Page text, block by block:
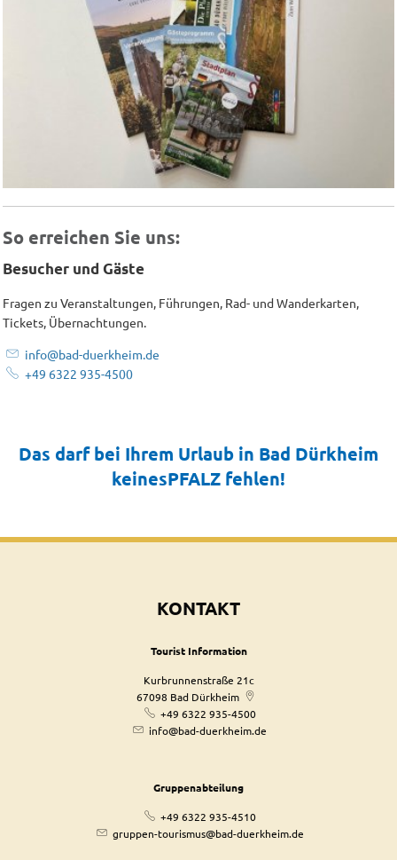
So erreichen Sie uns:
Besucher und Gäste
Fragen zu Veranstaltungen, Führungen, Rad- und Wanderkarten,
Tickets, Übernachtungen.
info@bad-duerkheim.de
+49 6322 935-4500
Das darf bei Ihrem Urlaub in Bad Dürkheim
keinesPFALZ fehlen!
KONTAKT
Tourist Information
Kurbrunnenstraße 21c
67098 Bad Dürkheim
+49 6322 935-4500
info@bad-duerkheim.de
Gruppenabteilung
+49 6322 935-4510
gruppen-tourismus@bad-duerkheim.de